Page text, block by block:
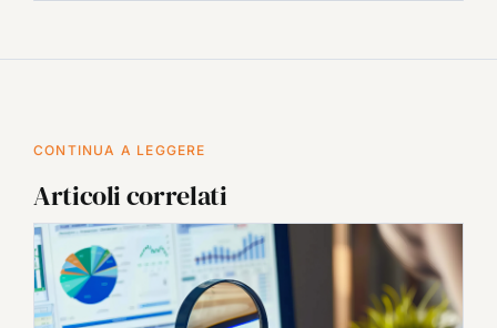
CONTINUA A LEGGERE
Articoli correlati